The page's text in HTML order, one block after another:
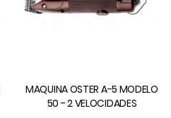
MAQUINA OSTER A-5 MODELO
50 - 2 VELOCIDADES